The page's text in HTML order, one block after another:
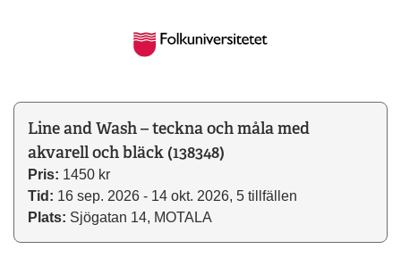
Line and Wash – teckna och måla med
akvarell och bläck (138348)
Pris: 1450 kr
Tid: 16 sep. 2026 - 14 okt. 2026, 5 tillfällen
Plats: Sjögatan 14, MOTALA